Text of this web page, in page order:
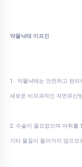
약물낙태 미프진
1. 약물낙태는 안전하고 편리
새로운 비외과적인 자연유산
2. 수술이 필요없으며 마취를
기타 물질이 들어가지 않으